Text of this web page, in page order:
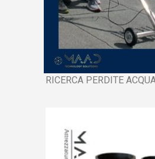
RICERCA PERDITE